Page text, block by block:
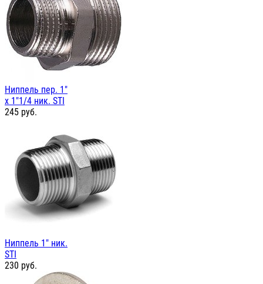
Ниппель пер. 1"
х 1"1/4 ник. STI
245 руб.
Ниппель 1" ник.
STI
230 руб.